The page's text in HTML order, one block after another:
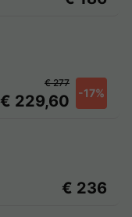
€ 229,60 -17%
€ 277
€ 236